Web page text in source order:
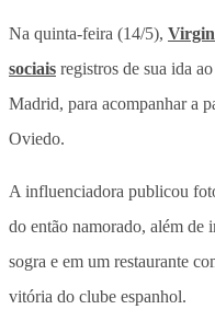
Na quinta-feira (14/5),
sociais registros de sua ida
Madrid, para acompanhar a
Oviedo.
A influenciadora publicou
do então namorado, além de
sogra e em um restaurante
vitória do clube espanhol.